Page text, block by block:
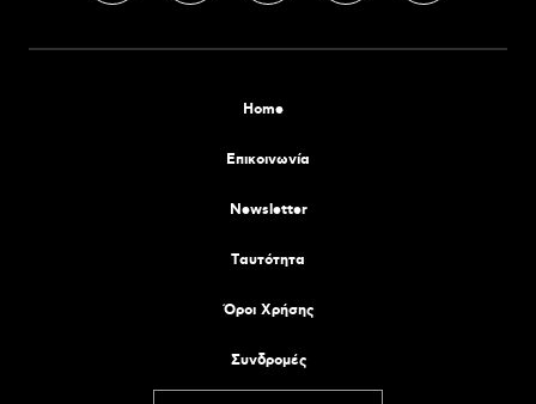
Home
Επικοινωνία
Newsletter
Tαυτότητα
Όροι Χρήσης
Συνδρομές